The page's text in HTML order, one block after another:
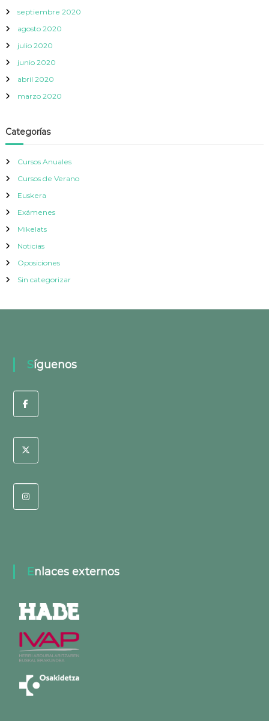
septiembre 2020
agosto 2020
julio 2020
junio 2020
abril 2020
marzo 2020
Categorías
Cursos Anuales
Cursos de Verano
Euskera
Exámenes
Mikelats
Noticias
Oposiciones
Sin categorizar
Síguenos
Enlaces externos